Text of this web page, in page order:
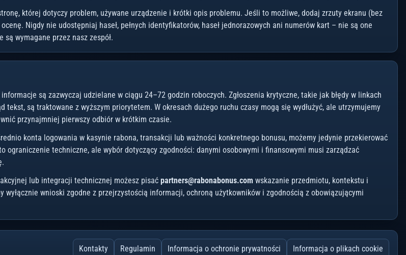
której dotyczy problem, używane urządzenie i krótki opis problemu. Jeśli to możliwe, dodaj zrzuty ekranu (bez
Nigdy nie udostępniaj haseł, pełnych identyfikatorów, haseł jednorazowych ani numerów kart – nie są one
wymagane przez nasz zespół.
są zazwyczaj udzielane w ciągu 24–72 godzin roboczych. Zgłoszenia krytyczne, takie jak błędy w linkach
tekst, są traktowane z wyższym priorytetem. W okresach dużego ruchu czasy mogą się wydłużyć, ale utrzymujemy
przynajmniej pierwszy odbiór w krótkim czasie.
konta logowania w kasynie rabona, transakcji lub ważności konkretnego bonusu, możemy jedynie przekierować
ograniczenie techniczne, ale wybór dotyczący zgodności: danymi osobowymi i finansowymi musi zarządzać
lub integracji technicznej możesz pisać partners@rabonabonus.com wskazanie przedmiotu, kontekstu i
wyłącznie wnioski zgodne z przejrzystością informacji, ochroną użytkowników i zgodnością z obowiązującymi
Kontakty Regulamin Informacja o ochronie prywatności Informacja o plikach cookie